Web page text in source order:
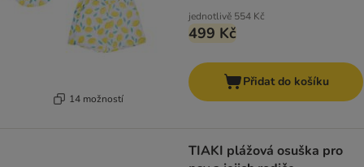
14 možností
jednotlivě 554 Kč
499 Kč
Přidat do košíku
TIAKI plážová osuška pro